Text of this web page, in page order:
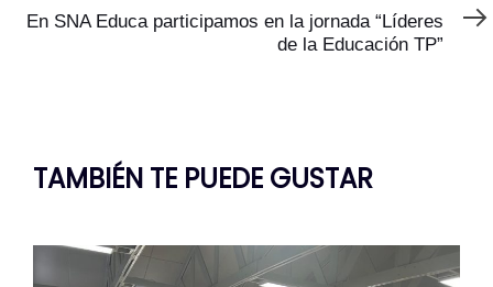
Artículo
En SNA Educa participamos en la jornada “Líderes
de la Educación TP”
TAMBIÉN TE PUEDE GUSTAR